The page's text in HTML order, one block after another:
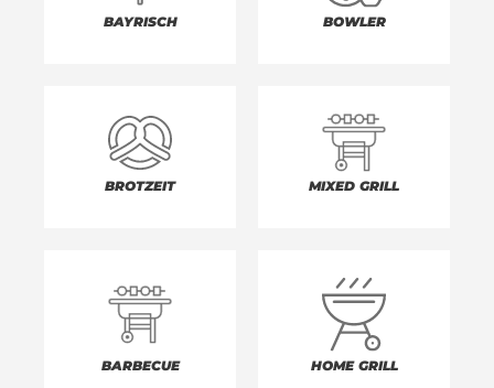
BAYRISCH BOWLER
BROTZEIT MIXED GRILL
BARBECUE HOME GRILL